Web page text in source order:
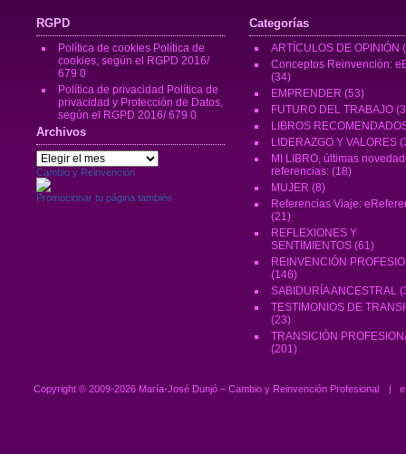
RGPD
Política de cookies Política de
cookies, según el RGPD 2016/
679 0
Política de privacidad Política de
privacidad y Protección de Datos,
según el RGPD 2016/ 679 0
Archivos
Archivos
Cambio y Reinvención
Promocionar tu página también
Categorías
ARTÍCULOS DE OPINIÓN
Conceptos Reinvención:
(34)
EMPRENDER (53)
FUTURO DEL TRABAJO
LIBROS
LIDERAZGO Y VALORES
MI LIBRO, últimas
referencias: (18)
MUJER (8)
Referencias Viaje:
(21)
REFLEXIONES Y
SENTIMIENTOS (61)
REINVENCIÓN
(146)
SABIDURÍA ANCESTRAL
TESTIMONIOS DE
(23)
TRANSICIÓN
(201)
Copyright © 2009-2026 María-José Dunjó – Cambio y Reinvención Profesional |